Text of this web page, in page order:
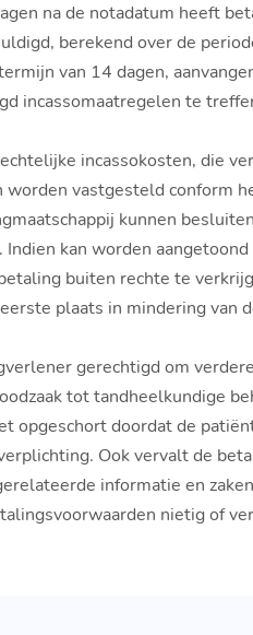
na de notadatum heeft
berekend over de
van 14 dagen,
incassomaatregelen te
incassokosten, die
vastgesteld conform
kunnen
Indien kan worden
buiten rechte te
plaats in mindering van
gerechtigd om
tot tandheelkundige
opgeschort doordat de
Ook vervalt de
informatie en
nietig of